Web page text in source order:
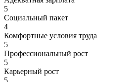
5
Социальный пакет
4
Комфортные условия труда
5
Профессиональный рост
5
Карьерный рост
5